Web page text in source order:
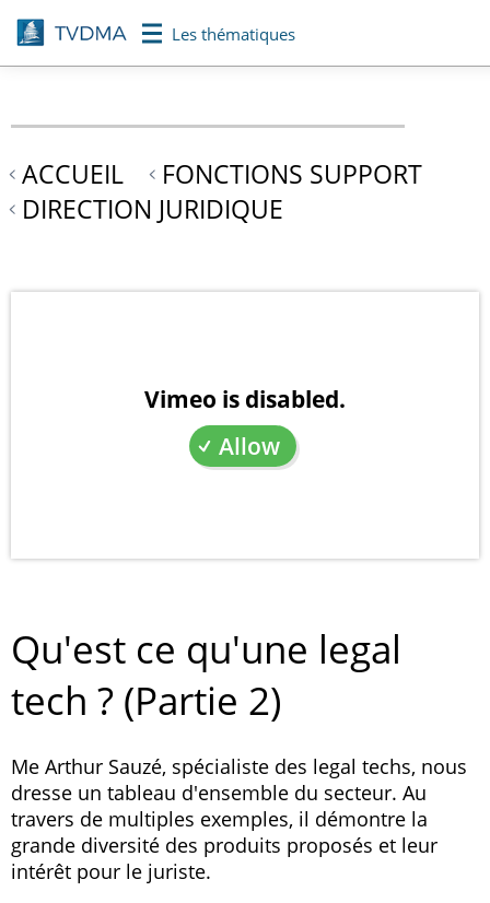
Aller
au
contenu
Les thématiques
ACCUEIL
FONCTIONS SUPPORT
DIRECTION JURIDIQUE
Vimeo is disabled.
Allow
Qu'est ce qu'une legal
tech ? (Partie 2)
Me Arthur Sauzé, spécialiste des legal techs, nous
dresse un tableau d'ensemble du secteur. Au
travers de multiples exemples, il démontre la
grande diversité des produits proposés et leur
intérêt pour le juriste.